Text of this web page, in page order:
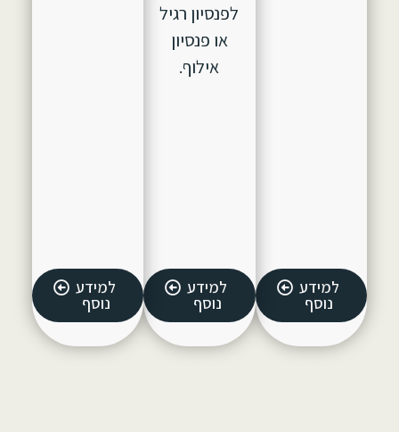
למידע
נוסף
לפנסיון רגיל
או פנסיון
אילוף.
למידע
נוסף
למידע
נוסף